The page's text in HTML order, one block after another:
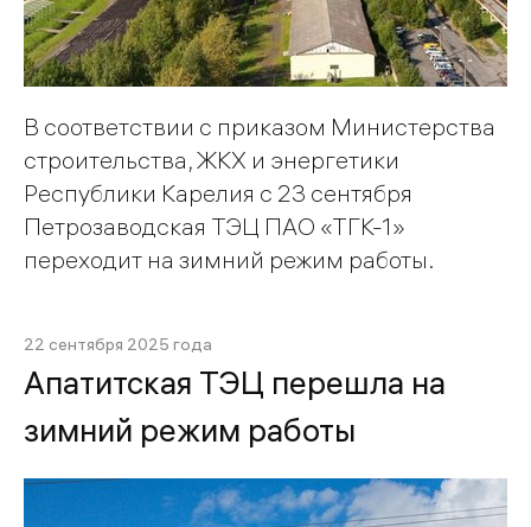
В соответствии с приказом Министерства
строительства, ЖКХ и энергетики
Республики Карелия с 23 сентября
Петрозаводская ТЭЦ ПАО «ТГК-1»
переходит на зимний режим работы.
22 сентября 2025 года
Апатитская ТЭЦ перешла на
зимний режим работы